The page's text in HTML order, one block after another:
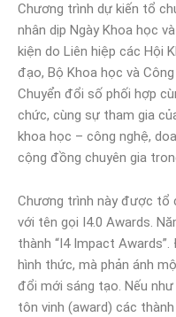
Chương trình dự kiến tổ
nhân dịp Ngày Khoa học
kiện do Liên hiệp các Hội
đạo, Bộ Khoa học và
Chuyển đổi số phối hợp
chức, cùng sự tham gia
khoa học – công nghệ,
cộng đồng chuyên gia
Chương trình này được tổ
với tên gọi I4.0 Awards.
thành “I4 Impact
hình thức, mà phản ánh
đổi mới sáng tạo. Nếu
tôn vinh (award) các